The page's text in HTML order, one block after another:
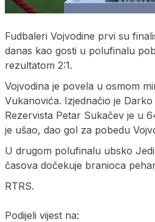
Fudbaleri Vojvodine prvi su
danas kao gosti u polufinalu
rezultatom 2:1.
Vojvodina je povela u osmom
Vukanovića. Izjednačio je
Rezervista Petar Sukačev je u
je ušao, dao gol za pobedu
U drugom polufinalu ubsko
časova dočekuje branioca
RTRS.
Podijeli vijest na: